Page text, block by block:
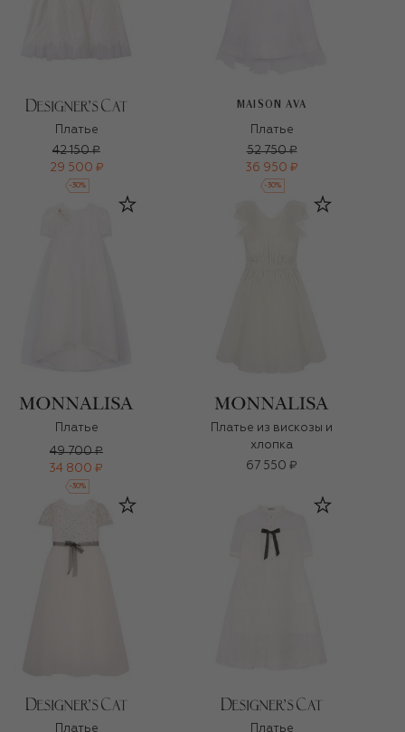
Платье
42 150 ₽
29 500 ₽
-30%
MAISON AVA
Платье
52 750 ₽
36 950 ₽
-30%
Платье
49 700 ₽
34 800 ₽
-30%
Платье из вискозы и
хлопка
67 550 ₽
Платье
Платье